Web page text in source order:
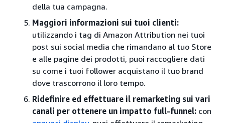
della tua campagna.
Maggiori informazioni sui tuoi clienti:
utilizzando i tag di Amazon Attribution nei tuoi
post sui social media che rimandano al tuo Store
e alle pagine dei prodotti, puoi raccogliere dati
su come i tuoi follower acquistano il tuo brand
dove trascorrono il loro tempo.
Ridefinire ed effettuare il remarketing sui vari
canali per ottenere un impatto full-funnel: con